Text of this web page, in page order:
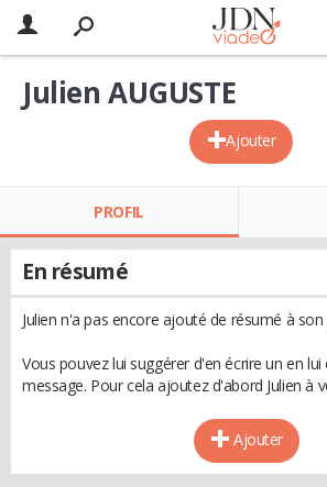
Ajouter
Julien AUGUSTE
PROFIL
En résumé
Julien n'a pas encore ajouté de résumé à son
Vous pouvez lui suggérer d'en écrire un en
message. Pour cela ajoutez d'abord Julien à
Ajouter